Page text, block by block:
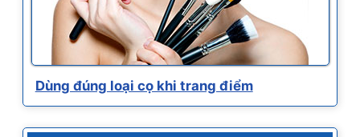
Dùng đúng loại cọ khi trang điểm